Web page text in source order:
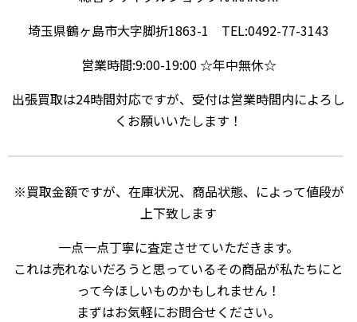
埼玉県鶴ヶ島市大字脚折1863-1 TEL:0492-77-3143
営業時間:9:00-19:00 ☆年中無休☆
出張買取は24時間対応ですが、受付は営業時間内によろし
くお願いいたします！
※買取金額ですが、在庫状況、商品状態、によって値段が
上下致します
一点一点丁寧に査定させていただきます。
これは売れないだろうと思っているその商品が私たちにと
って今ほしいものかもしれません！
まずはお気軽にお問合せください。